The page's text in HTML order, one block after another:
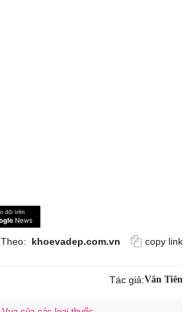
Theo: khoevadep.com.vn copy link
Tác giả:Vân Tiên